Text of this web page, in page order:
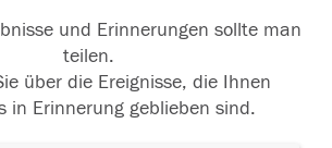
und Erinnerungen sollte man
teilen.
über die Ereignisse, die Ihnen
in Erinnerung geblieben sind.